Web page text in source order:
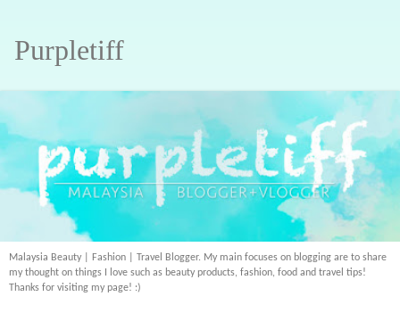
Purpletiff
Malaysia Beauty | Fashion | Travel Blogger. My main focuses on blogging are to share
my thought on things I love such as beauty products, fashion, food and travel tips!
Thanks for visiting my page! :)